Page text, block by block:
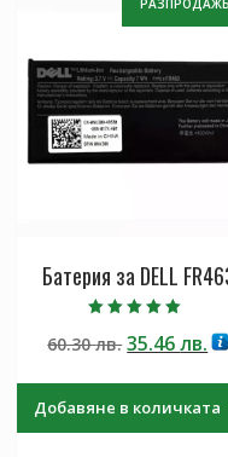
Батерия за DELL
5.00
от 5
60.30лв.Original
60.30 лв..
35.46лв.
Добавяне в количката